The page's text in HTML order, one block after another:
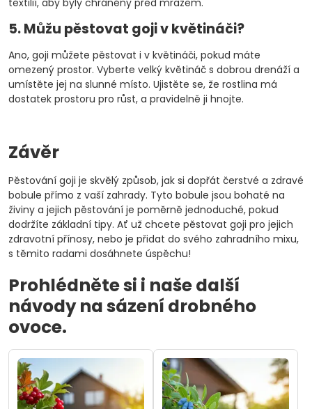
textilií, aby byly chráněny před mrazem.
5. Můžu pěstovat goji v květináči?
Ano, goji můžete pěstovat i v květináči, pokud máte
omezený prostor. Vyberte velký květináč s dobrou drenáží a
umístěte jej na slunné místo. Ujistěte se, že rostlina má
dostatek prostoru pro růst, a pravidelně ji hnojte.
Závěr
Pěstování goji je skvělý způsob, jak si dopřát čerstvé a zdravé
bobule přímo z vaší zahrady. Tyto bobule jsou bohaté na
živiny a jejich pěstování je poměrně jednoduché, pokud
dodržíte základní tipy. Ať už chcete pěstovat goji pro jejich
zdravotní přínosy, nebo je přidat do svého zahradního mixu,
s těmito radami dosáhnete úspěchu!
Prohlédněte si i naše další
návody na sázení drobného
ovoce.